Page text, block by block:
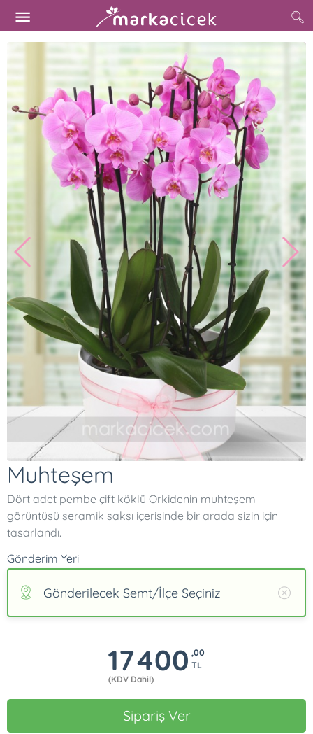
Muhteşem
Dört adet pembe çift köklü Orkidenin muhteşem
görüntüsü seramik saksı içerisinde bir arada sizin için
tasarlandı.
Gönderim Yeri
Gönderilecek Semt/İlçe Seçiniz
17400 ,00
TL
(KDV Dahil)
Sipariş Ver